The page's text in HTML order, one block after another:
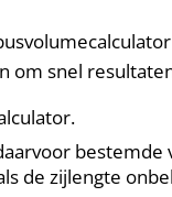
om snel
bestemde
de zijlengte